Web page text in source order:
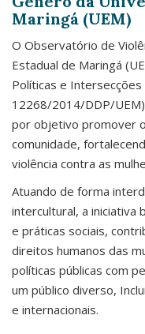
Maringá (UEM)
O Observatório de
Estadual de Maringá
Políticas e Intersecções
12268/2014/DDP/
por objetivo promover
comunidade,
violência contra as
Atuando de forma
intercultural, a iniciativa
e práticas sociais,
direitos humanos das
políticas públicas com
um público diverso,
e internacionais.